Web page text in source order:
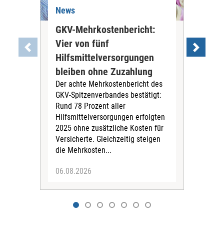
News
GKV-Mehrkostenbericht:
Vier von fünf
Hilfsmittelversorgungen
bleiben ohne Zuzahlung
Der achte Mehrkostenbericht des
GKV-Spitzenverbandes bestätigt:
Rund 78 Prozent aller
Hilfsmittelversorgungen erfolgten
2025 ohne zusätzliche Kosten für
Versicherte. Gleichzeitig steigen
die Mehrkosten...
06.08.2026